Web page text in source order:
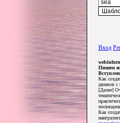
Вход
Пишем
Как
движок с
[Далее]
Как